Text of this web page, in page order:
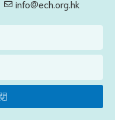
info@ech.org.hk